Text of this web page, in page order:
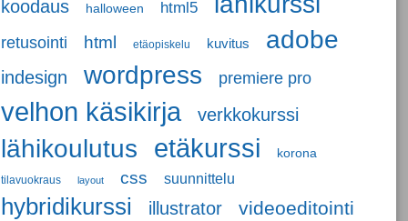
koodaus halloween html5
retusointi html etäopiskelu kuvitus adobe
indesign wordpress premiere pro
velhon käsikirja verkkokurssi
lähikoulutus etäkurssi korona
tilavuokraus layout css suunnittelu
hybridikurssi illustrator videoeditointi